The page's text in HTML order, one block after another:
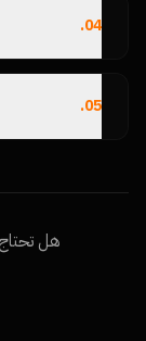
04
.
05
.
هل